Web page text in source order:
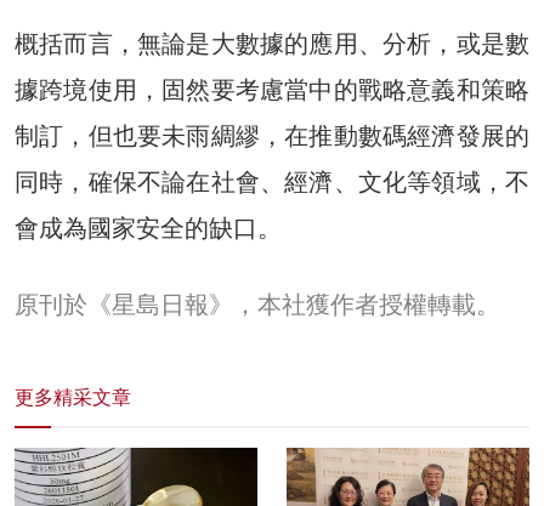
概括而言，無論是大數據的應用、分析，或是數
據跨境使用，固然要考慮當中的戰略意義和策略
制訂，但也要未雨綢繆，在推動數碼經濟發展的
同時，確保不論在社會、經濟、文化等領域，不
會成為國家安全的缺口。
原刊於《星島日報》，本社獲作者授權轉載。
更多精采文章